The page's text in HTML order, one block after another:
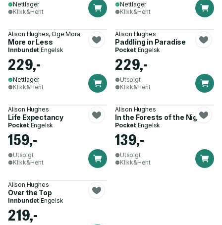
Nettlager
Klikk&Hent
Nettlager
Klikk&Hent
Alison Hughes, Oge Mora
More or Less
Innbundet |Engelsk
229,-
Nettlager
Klikk&Hent
Alison Hughes
Paddling in Paradise
Pocket| Engelsk
229,-
Utsolgt
Klikk&Hent
Alison Hughes
Life Expectancy
Pocket| Engelsk
159,-
Utsolgt
Klikk&Hent
Alison Hughes
In the Forests of the Night
Pocket| Engelsk
139,-
Utsolgt
Klikk&Hent
Alison Hughes
Over the Top
Innbundet |Engelsk
219,-